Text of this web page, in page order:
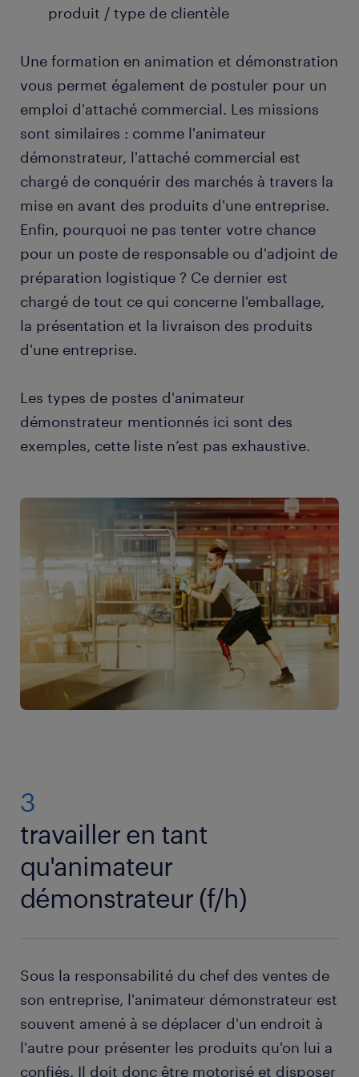
produit / type de clientèle
Une formation en animation et démonstration
vous permet également de postuler pour un
emploi d'attaché commercial. Les missions
sont similaires : comme l'animateur
démonstrateur, l'attaché commercial est
chargé de conquérir des marchés à travers la
mise en avant des produits d'une entreprise.
Enfin, pourquoi ne pas tenter votre chance
pour un poste de responsable ou d'adjoint de
préparation logistique ? Ce dernier est
chargé de tout ce qui concerne l'emballage,
la présentation et la livraison des produits
d'une entreprise.
Les types de postes d'animateur
démonstrateur mentionnés ici sont des
exemples, cette liste n’est pas exhaustive.
3
travailler en tant
qu'animateur
démonstrateur (f/h)
Sous la responsabilité du chef des ventes de
son entreprise, l'animateur démonstrateur est
souvent amené à se déplacer d'un endroit à
l'autre pour présenter les produits qu'on lui a
confiés. Il doit donc être motorisé et disposer